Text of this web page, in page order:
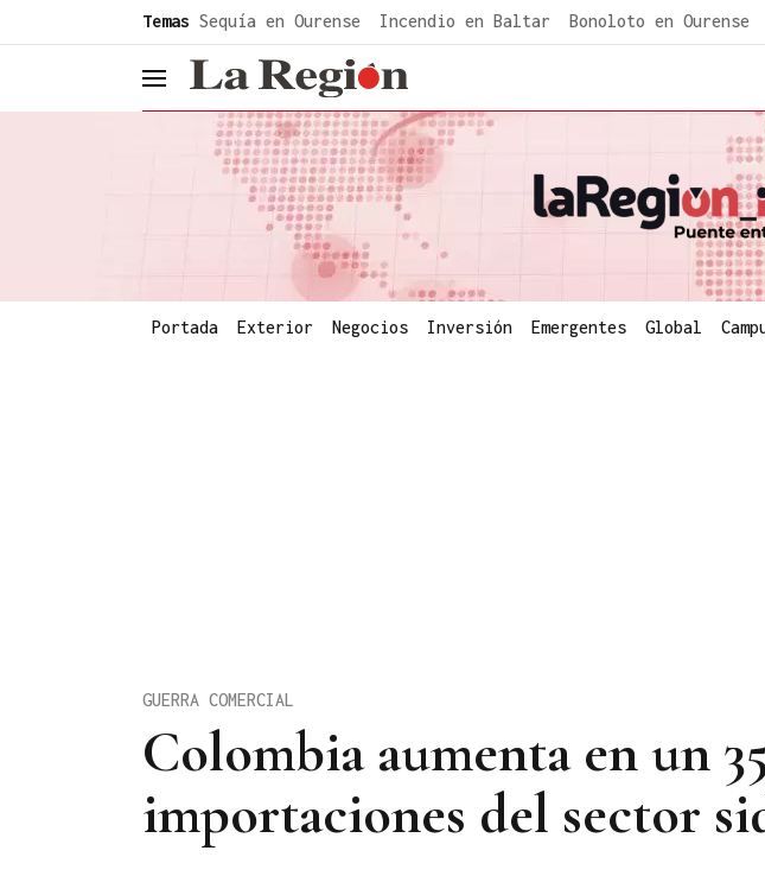
Temas Sequía en Ourense Incendio en Baltar Bonoloto en Ourense
header.menu.open
Portada Exterior Negocios Inversión Emergentes Global
Colombia aumenta en un
importaciones del sector
GUERRA COMERCIAL